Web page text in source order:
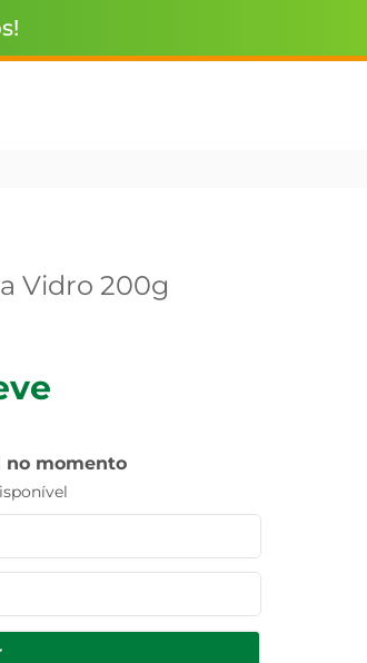
Vidro 200g
no momento